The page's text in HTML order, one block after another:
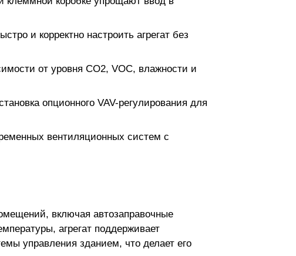
и корректно настроить агрегат без
от уровня CO2, VOC, влажности и
опционного VAV-регулирования для
вентиляционных систем с
включая автозаправочные
агрегат поддерживает
управления зданием, что делает его